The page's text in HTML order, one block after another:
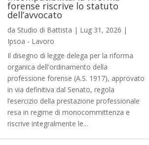
forense riscrive lo statuto
dell’avvocato
da Studio di Battista | Lug 31, 2026 |
Ipsoa - Lavoro
Il disegno di legge delega per la riforma
organica dell'ordinamento della
professione forense (A.S. 1917), approvato
in via definitiva dal Senato, regola
l’esercizio della prestazione professionale
resa in regime di monocommittenza e
riscrive integralmente le...